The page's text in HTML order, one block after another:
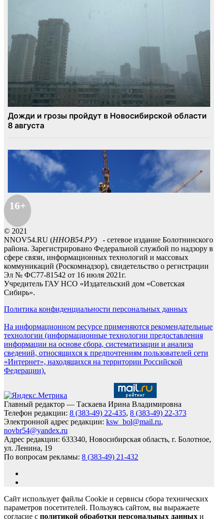
16+
© 2021
NNOV54.RU (ННОВ54.РУ) - сетевое издание Болотнинского
района. Зарегистрировано Федеральной службой по надзору в
сфере связи, информационных технологий и массовых
коммуникаций (Роскомнадзор), свидетельство о регистрации
Эл № ФС77-81542 от 16 июля 2021г.
Учредитель ГАУ НСО «Издательский дом «Советская
Сибирь».
Политика конфиденциальности персональных данных
На информационном ресурсе применяются рекомендательные
технологии (информационные технологии предоставления
информации на основе сбора, систематизации и анализа
сведений, относящихся к предпочтениям пользователей сети
«Интернет», находящихся на территории Российской
Федерации).
Главный редактор — Таскаева Ирина Владимировна
Телефон редакции: 8 (383-49) 22-435, 8 (383-49) 22-373
Электронной адрес редакции: ksw_bol@mail.ru,
novbr54@yandex.ru
Адрес редакции: 633340, Новосибирская область, г. Болотное,
ул. Ленина, 19
По вопросам рекламы: 8 (383-49) 21-432
Сайт использует файлы Cookie и сервисы сбора технических
параметров посетителей. Пользуясь сайтом, вы выражаете
согласие с политикой обработки персональных данных и